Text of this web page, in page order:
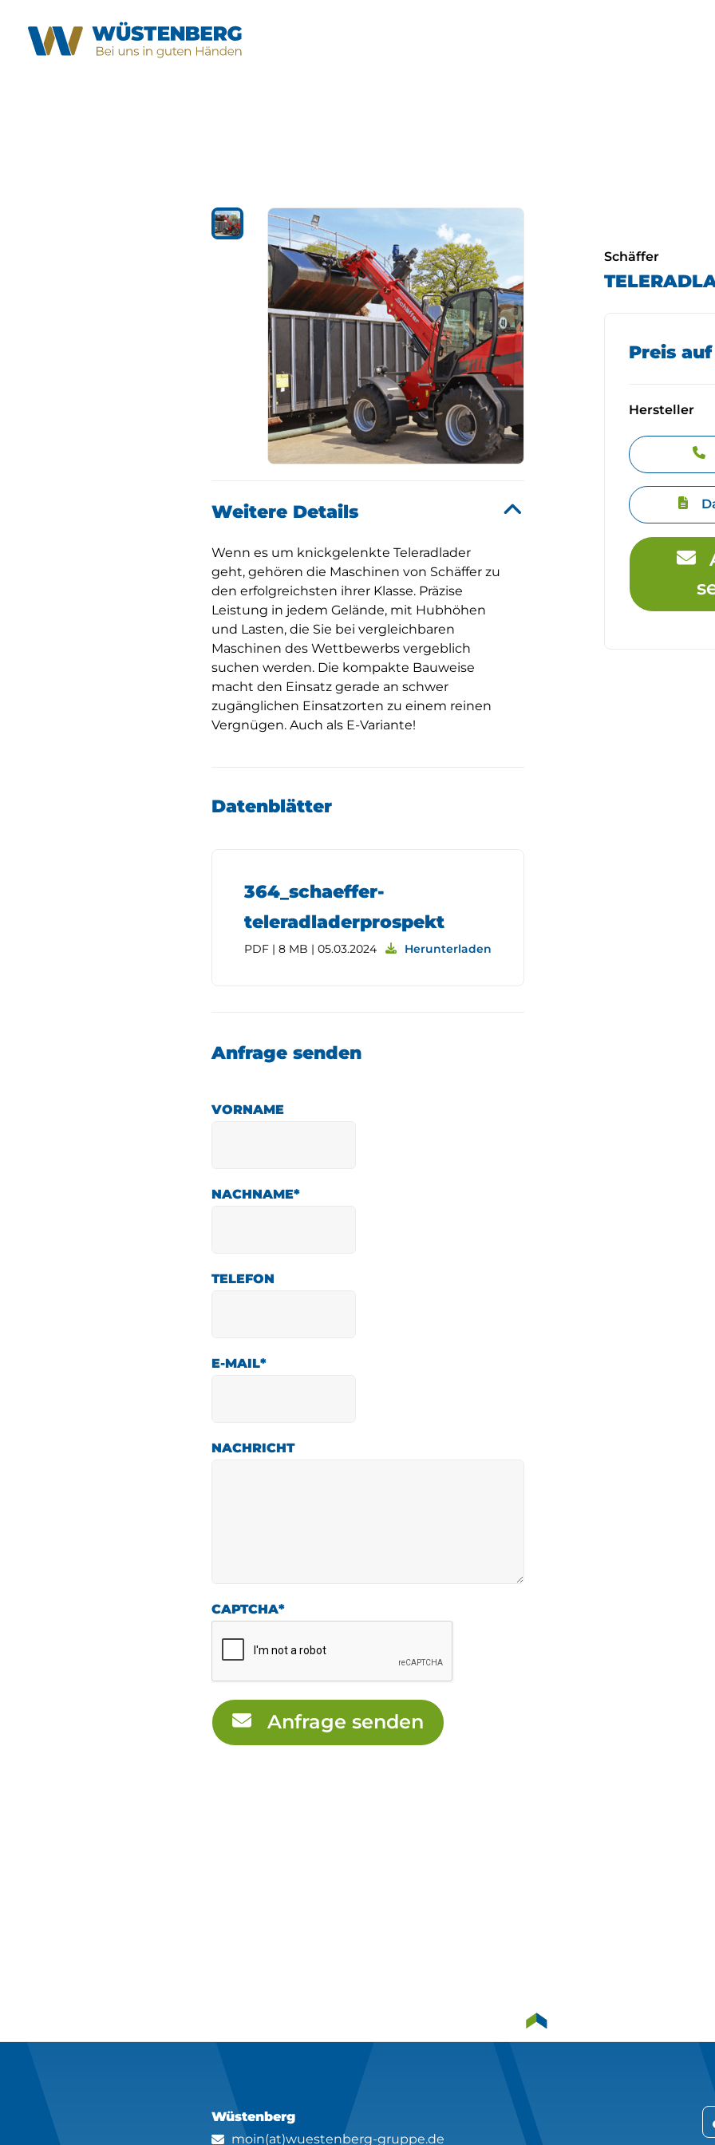
Weitere Details
Wenn es um knickgelenkte Teleradlader
geht, gehören die Maschinen von Schäffer zu
den erfolgreichsten ihrer Klasse. Präzise
Leistung in jedem Gelände, mit Hubhöhen
und Lasten, die Sie bei vergleichbaren
Maschinen des Wettbewerbs vergeblich
suchen werden. Die kompakte Bauweise
macht den Einsatz gerade an schwer
zugänglichen Einsatzorten zu einem reinen
Vergnügen. Auch als E-Variante!
Datenblätter
364_schaeffer-
teleradladerprospekt
PDF | 8 MB | 05.03.2024 Herunterladen
Anfrage senden
VORNAME
NACHNAME*
TELEFON
E-MAIL*
NACHRICHT
CAPTCHA*
Anfrage senden
Schäffer
Preis
Hersteller
Wüstenberg
moin(at)wuestenberg-gruppe.de